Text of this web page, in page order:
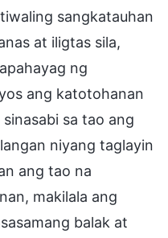
sangkatauhan
at iligtas sila,
ng
ang katotohanan
sa tao ang
niyang taglayin
ang tao na
makilala ang
balak at